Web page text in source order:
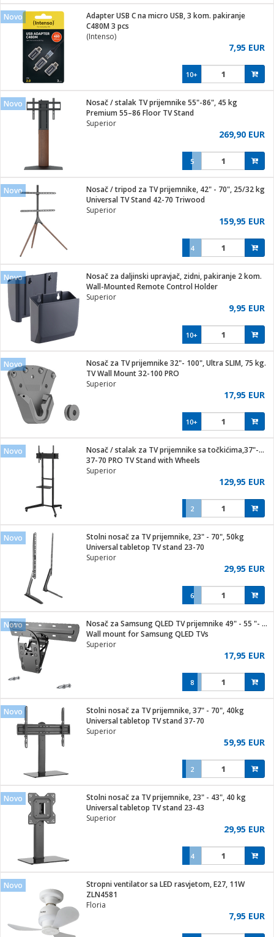
aparati
mesa
kavu
Vitrine
/ Zdravlje
za kosu
program
pribor
materijal
i kutije
i oprema
Novo
Adapter USB C na micro USB, 3 kom. pakiranje
C480M 3 pcs
(Intenso)
7,95 EUR
10+
Novo
Nosač / stalak TV prijemnike 55"-86", 45 kg
Premium 55–86 Floor TV Stand
Superior
269,90 EUR
5
Novo
Nosač / tripod za TV prijemnike, 42" - 70", 25/32 kg
Universal TV Stand 42-70 Triwood
Superior
159,95 EUR
4
Novo
Nosač za daljinski upravjač, zidni, pakiranje 2 kom.
Wall-Mounted Remote Control Holder
Superior
9,95 EUR
10+
Novo
Nosač za TV prijemnike 32"- 100", Ultra SLIM, 75 kg.
TV Wall Mount 32-100 PRO
Superior
17,95 EUR
10+
Novo
Nosač / stalak za TV prijemnike sa točkićima,37"-70",50 kg
37-70 PRO TV Stand with Wheels
Superior
129,95 EUR
2
Novo
Stolni nosač za TV prijemnike, 23" - 70", 50kg
Universal tabletop TV stand 23-70
Superior
29,95 EUR
6
Novo
Nosač za Samsung QLED TV prijemnike 49" - 55 "- 65", 50 kg.
Wall mount for Samsung QLED TVs
Superior
17,95 EUR
8
Novo
Stolni nosač za TV prijemnike, 37" - 70", 40kg
Universal tabletop TV stand 37-70
Superior
59,95 EUR
2
Novo
Stolni nosač za TV prijemnike, 23" - 43", 40 kg
Universal tabletop TV stand 23-43
Superior
29,95 EUR
4
Novo
Stropni ventilator sa LED rasvjetom, E27, 11W
ZLN4581
Floria
7,95 EUR